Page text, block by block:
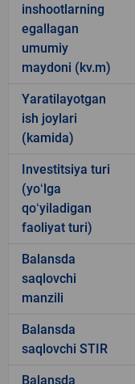
inshootlarning
egallagan
umumiy
maydoni (kv.m)
Yaratilayotgan
ish joylari
(kamida)
Investitsiya turi
(yoʻlga
qoʻyiladigan
faoliyat turi)
Balansda
saqlovchi
manzili
Balansda
saqlovchi STIR
Balansda